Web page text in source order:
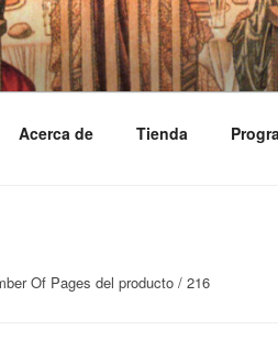
Acerca de Tienda
Of Pages del producto / 216